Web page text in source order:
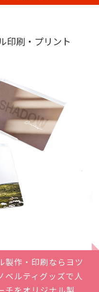
印刷・プリント
製作・印刷ならヨツ
ベルティグッズで人